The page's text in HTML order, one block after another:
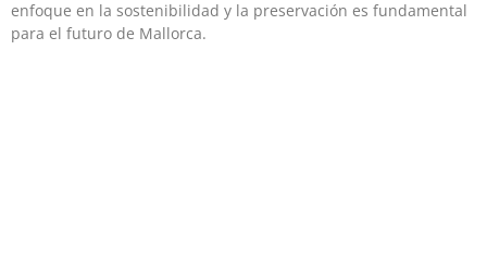
enfoque en la sostenibilidad y la preservación es fundamental
para el futuro de Mallorca.